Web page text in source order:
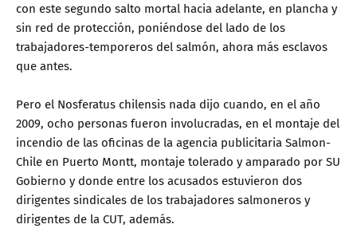
con este segundo salto mortal hacia adelante, en plancha y
sin red de protección, poniéndose del lado de los
trabajadores-temporeros del salmón, ahora más esclavos
que antes.
Pero el Nosferatus chilensis nada dijo cuando, en el año
2009, ocho personas fueron involucradas, en el montaje del
incendio de las oficinas de la agencia publicitaria Salmon-
Chile en Puerto Montt, montaje tolerado y amparado por SU
Gobierno y donde entre los acusados estuvieron dos
dirigentes sindicales de los trabajadores salmoneros y
dirigentes de la CUT, además.